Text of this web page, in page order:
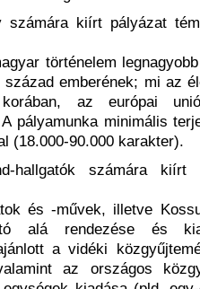
számára kiírt pályázat
történelem
emberének; mi az
az európai
pályamunka minimális
(18.000-90.000 karakter).
hallgatók számára kiírt
és -művek, illetve
alá rendezése és
a vidéki
az országos